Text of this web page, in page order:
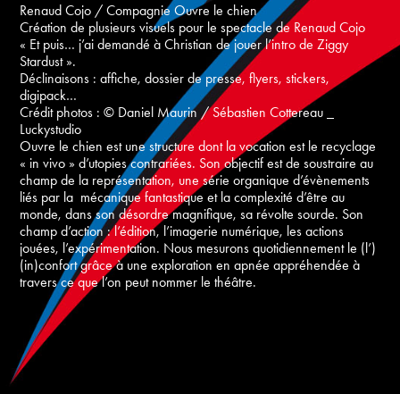
Renaud Cojo / Compagnie Ouvre le chien
Création de plusieurs visuels pour le spectacle de Renaud Cojo
« Et puis… j’ai demandé à Christian de jouer l’intro de Ziggy
Stardust ».
Déclinaisons : affiche, dossier de presse, flyers, stickers,
digipack…
Crédit photos : © Daniel Maurin / Sébastien Cottereau _
Luckystudio
Ouvre le chien est une structure dont la vocation est le recyclage
« in vivo » d’utopies contrariées. Son objectif est de soustraire au
champ de la représentation, une série organique d’évènements
liés par la mécanique fantastique et la complexité d’être au
monde, dans son désordre magnifique, sa révolte sourde. Son
champ d’action : l’édition, l’imagerie numérique, les actions
jouées, l’expérimentation. Nous mesurons quotidiennement le (l’)
(in)confort grâce à une exploration en apnée appréhendée à
travers ce que l’on peut nommer le théâtre.